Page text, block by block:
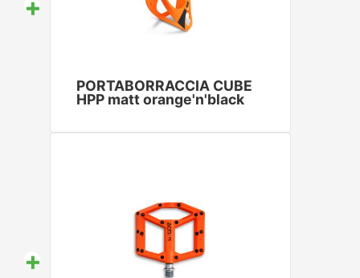
+
PORTABORRACCIA CUBE
HPP matt orange'n'black
+